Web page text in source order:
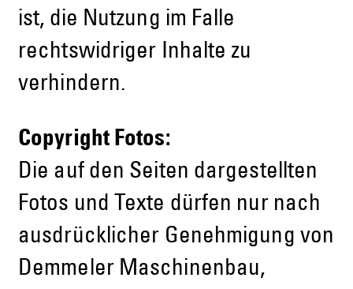
ist, die Nutzung im Falle
rechtswidriger Inhalte zu
verhindern.
Copyright Fotos:
Die auf den Seiten dargestellten
Fotos und Texte dürfen nur nach
ausdrücklicher Genehmigung von
Demmeler Maschinenbau,